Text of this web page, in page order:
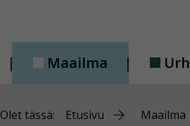
Maailma
Olet tässä: Etusivu Maailma